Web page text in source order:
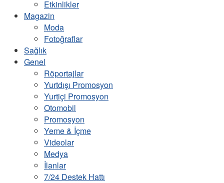
Etkinlikler
Magazin
Moda
Fotoğraflar
Sağlık
Genel
Röportajlar
Yurtdışı Promosyon
Yurtiçi Promosyon
Otomobil
Promosyon
Yeme & İçme
Videolar
Medya
İlanlar
7/24 Destek Hattı